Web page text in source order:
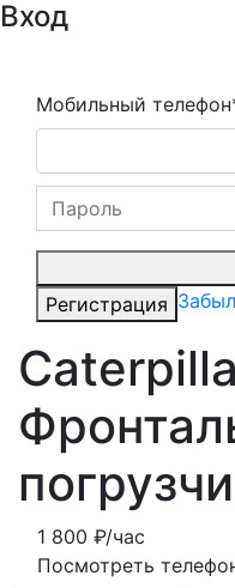
Вход
Мобильный
Регистрация
1 800 ₽/час
Посмотреть